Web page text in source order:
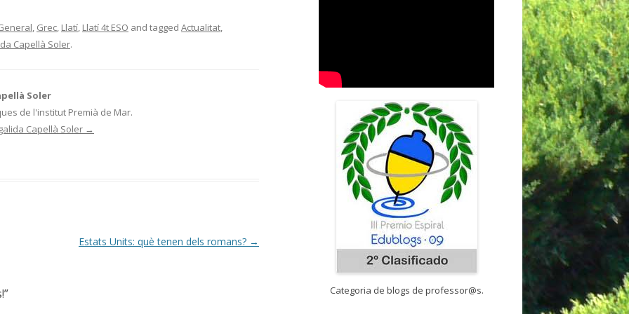
, Grec, Llatí, Llatí 4t ESO and tagged Actualitat,
Capellà Soler.
Soler
de l'institut Premià de Mar.
Capellà Soler →
Estats Units: què tenen dels romans? →
” Categoria de blogs de professor@s.